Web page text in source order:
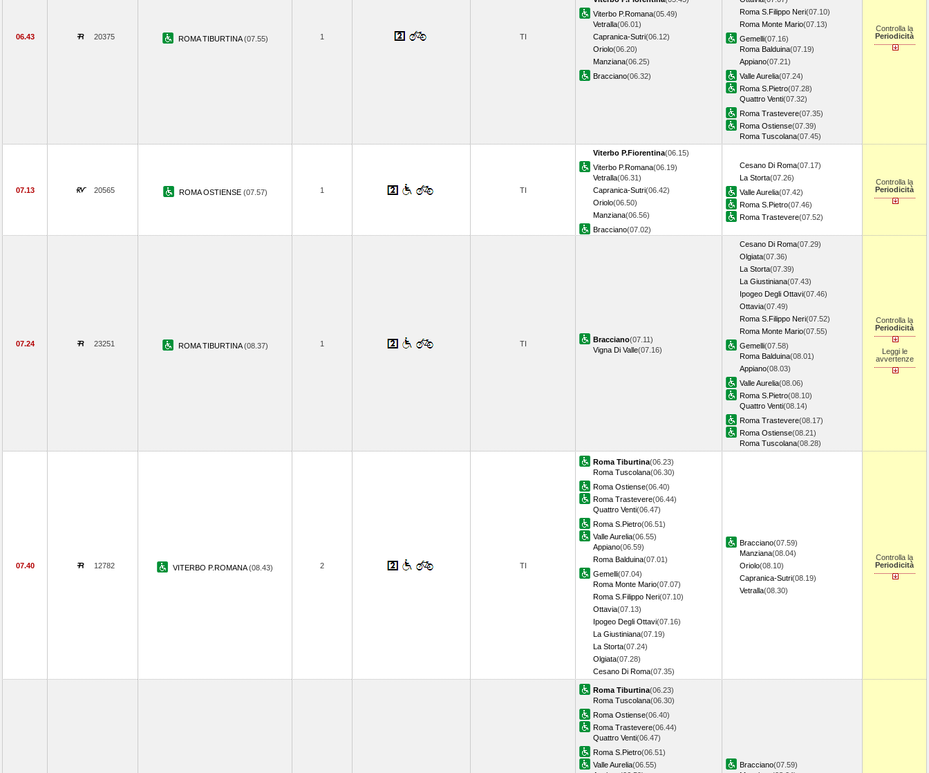
06.43 20375 ROMA TIBURTINA(07.55) 1 TI
Viterbo P.Romana(05.49)
Vetralla(06.01)
Capranica-Sutri(06.12)
Oriolo(06.20)
Manziana(06.25)
Bracciano(06.32)
Roma S.Filippo Neri(07.10)
Roma Monte Mario(07.13)
Gemelli(07.16)
Roma Balduina(07.19)
Appiano(07.21)
Valle Aurelia(07.24)
Roma S.Pietro(07.28)
Quattro Venti(07.32)
Roma Trastevere(07.35)
Roma Ostiense(07.39)
Roma Tuscolana(07.45)
Controlla la
Periodicità
07.13 20565 ROMA OSTIENSE (07.57) 1 TI
Viterbo P.Fiorentina(06.15)
Viterbo P.Romana(06.19)
Vetralla(06.31)
Capranica-Sutri(06.42)
Oriolo(06.50)
Manziana(06.56)
Bracciano(07.02)
Cesano Di Roma(07.17)
La Storta(07.26)
Valle Aurelia(07.42)
Roma S.Pietro(07.46)
Roma Trastevere(07.52)
Controlla la
Periodicità
07.24 23251 ROMA TIBURTINA(08.37) 1 TI Bracciano(07.11)
Vigna Di Valle(07.16)
Cesano Di Roma(07.29)
Olgiata(07.36)
La Storta(07.39)
La Giustiniana(07.43)
Ipogeo Degli Ottavi(07.46)
Ottavia(07.49)
Roma S.Filippo Neri(07.52)
Roma Monte Mario(07.55)
Gemelli(07.58)
Roma Balduina(08.01)
Appiano(08.03)
Valle Aurelia(08.06)
Roma S.Pietro(08.10)
Quattro Venti(08.14)
Roma Trastevere(08.17)
Roma Ostiense(08.21)
Roma Tuscolana(08.28)
Controlla la
Periodicità
Leggi le
avvertenze
07.40 12782 VITERBO P.ROMANA(08.43) 2 TI
Roma Tiburtina(06.23)
Roma Tuscolana(06.30)
Roma Ostiense(06.40)
Roma Trastevere(06.44)
Quattro Venti(06.47)
Roma S.Pietro(06.51)
Valle Aurelia(06.55)
Appiano(06.59)
Roma Balduina(07.01)
Gemelli(07.04)
Roma Monte Mario(07.07)
Roma S.Filippo Neri(07.10)
Ottavia(07.13)
Ipogeo Degli Ottavi(07.16)
La Giustiniana(07.19)
La Storta(07.24)
Olgiata(07.28)
Cesano Di Roma(07.35)
Bracciano(07.59)
Manziana(08.04)
Oriolo(08.10)
Capranica-Sutri(08.19)
Vetralla(08.30)
Controlla la
Periodicità
Roma Tiburtina(06.23)
Roma Tuscolana(06.30)
Roma Ostiense(06.40)
Roma Trastevere(06.44)
Quattro Venti(06.47)
Roma S.Pietro(06.51)
Valle Aurelia(06.55)
Bracciano(07.59)